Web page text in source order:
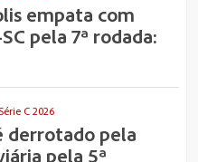
empata com
pela 7ª rodada:
C 2026
derrotado pela
pela 5ª